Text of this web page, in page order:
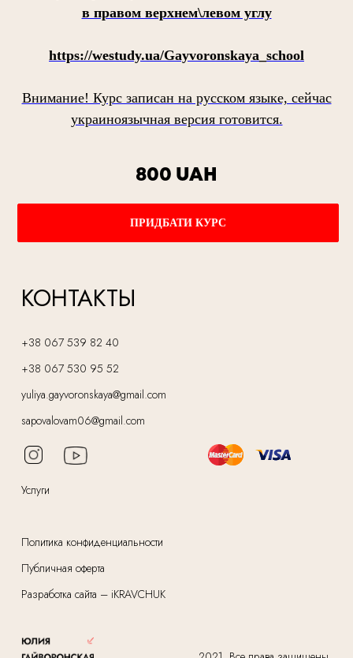
в правом верхнем\левом углу
https://westudy.ua/Gayvoronskaya_school
Внимание! Курс записан на русском языке, сейчас
украиноязычная версия готовится.
800 UAH
ПРИДБАТИ КУРС
КОНТАКТЫ
Услуги
+38 067 539 82 40
+38 067 530 95 52
Политика конфиденциальности
yuliya.gayvoronskaya@gmail.com
Публичная оферта
sapovalovam06@gmail.com
Разработка сайта – iKRAVCHUK